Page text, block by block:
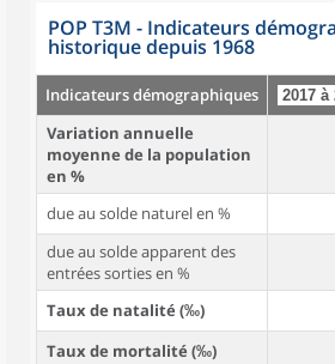
POP T3M - Indicateurs
historique depuis 1968
Indicateurs démographiques
Variation annuelle
moyenne de la population
en %
due au solde naturel en %
due au solde apparent des
entrées sorties en %
Taux de natalité (‰)
Taux de mortalité (‰)